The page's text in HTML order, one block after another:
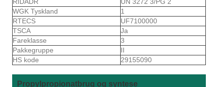
WGK Tyskland
1
RTECS
UF7100000
TSCA
Ja
Fareklasse
3
Pakkegruppe
II
HS kode
29155090
Propylpropionatbrug og syntese